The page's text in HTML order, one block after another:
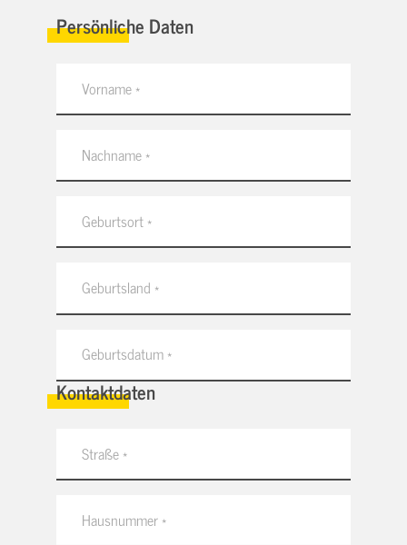
Persönliche Daten
Kontaktdaten